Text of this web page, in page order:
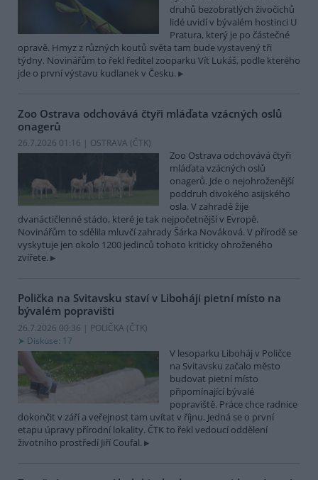
druhů bezobratlých živočichů
lidé uvidí v bývalém hostinci U
Pratura, který je po částečné
opravě. Hmyz z různých koutů světa tam bude vystavený tři
týdny. Novinářům to řekl ředitel zooparku Vít Lukáš, podle kterého
jde o první výstavu kudlanek v Česku.
Zoo Ostrava odchovává čtyři mláďata vzácných oslů
onagerů
26.7.2026 01:16 | OSTRAVA (ČTK)
Zoo Ostrava odchovává čtyři
mláďata vzácných oslů
onagerů. Jde o nejohroženější
poddruh divokého asijského
osla. V zahradě žije
dvanáctičlenné stádo, které je tak nejpočetnější v Evropě.
Novinářům to sdělila mluvčí zahrady Šárka Nováková. V přírodě se
vyskytuje jen okolo 1200 jedinců tohoto kriticky ohroženého
zvířete.
Polička na Svitavsku staví v Liboháji pietní místo na
bývalém popravišti
26.7.2026 00:36 | POLIČKA (ČTK)
Diskuse: 17
V lesoparku Liboháj v Poličce
na Svitavsku začalo město
budovat pietní místo
připomínající bývalé
popraviště. Práce chce radnice
dokončit v září a veřejnost tam uvítat v říjnu. Jedná se o první
etapu úpravy přírodní lokality. ČTK to řekl vedoucí oddělení
životního prostředí Jiří Coufal.